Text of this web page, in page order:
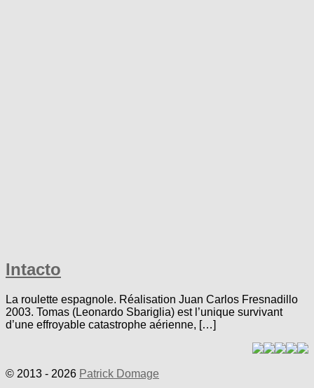
Intacto
La roulette espagnole. Réalisation Juan Carlos Fresnadillo
2003. Tomas (Leonardo Sbariglia) est l’unique survivant
d’une effroyable catastrophe aérienne, […]
© 2013 - 2026 Patrick Domage